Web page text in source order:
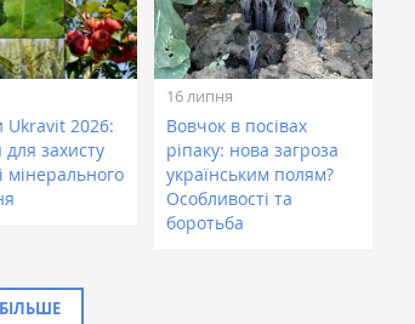
Ukravit 2026:
захисту
мінерального
16 липня
Вовчок в посівах
ріпаку: нова загроза
українським полям?
Особливості та
боротьба
БІЛЬШЕ